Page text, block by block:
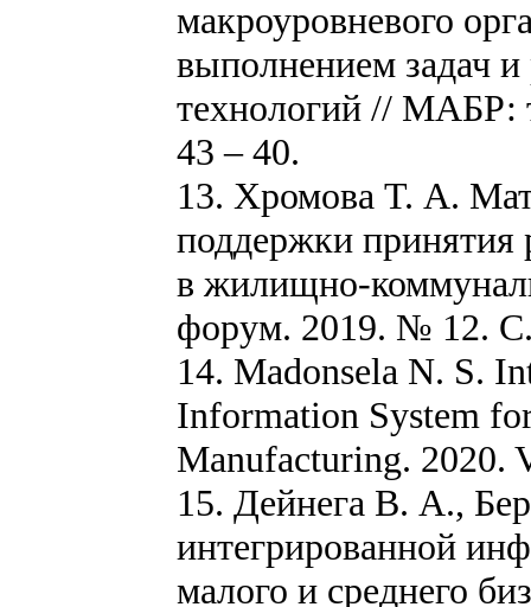
макроуровневого
выполнением задач
технологий // МАБР:
43 – 40.
13. Хромова Т. А.
поддержки принятия
в жилищно-
форум. 2019. № 12.
14. Madonsela N. S.
Information System
Manufacturing. 2020.
15. Дейнега В. А.,
интегрированной
малого и среднего